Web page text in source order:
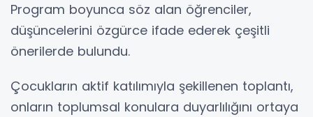
Program boyunca söz alan öğrenciler,
düşüncelerini özgürce ifade ederek çeşitli
önerilerde bulundu.
Çocukların aktif katılımıyla şekillenen toplantı,
onların toplumsal konulara duyarlılığını ortaya